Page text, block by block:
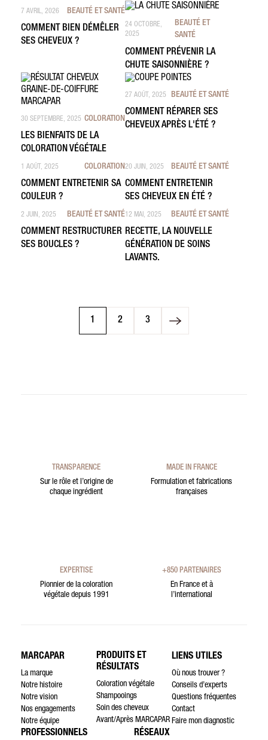
7 AVRIL, 2026 BEAUTÉ ET SANTÉ
COMMENT BIEN DÉMÊLER
SES CHEVEUX ?
24 OCTOBRE,
2025
BEAUTÉ ET
SANTÉ
COMMENT PRÉVENIR LA
CHUTE SAISONNIÈRE ?
30 SEPTEMBRE, 2025 COLORATION
LES BIENFAITS DE LA
COLORATION VÉGÉTALE
27 AOÛT, 2025 BEAUTÉ ET SANTÉ
COMMENT RÉPARER SES
CHEVEUX APRÈS L'ÉTÉ ?
1 AOÛT, 2025 COLORATION
COMMENT ENTRETENIR SA
COULEUR ?
20 JUIN, 2025 BEAUTÉ ET SANTÉ
COMMENT ENTRETENIR
SES CHEVEUX EN ÉTÉ ?
2 JUIN, 2025 BEAUTÉ ET SANTÉ
COMMENT RESTRUCTURER
SES BOUCLES ?
12 MAI, 2025 BEAUTÉ ET SANTÉ
RECETTE, LA NOUVELLE
GÉNÉRATION DE SOINS
LAVANTS.
1 2 3
TRANSPARENCE
Sur le rôle et l’origine de
chaque ingrédient
MADE IN FRANCE
Formulation et fabrications
françaises
EXPERTISE
Pionnier de la coloration
végétale depuis 1991
+850 PARTENAIRES
En France et à
l’international
MARCAPAR
La marque
Notre histoire
Notre vision
Nos engagements
Notre équipe
PRODUITS ET
RÉSULTATS
Coloration végétale
Shampooings
Soin des cheveux
Avant/Après MARCAPAR
LIENS UTILES
Où nous trouver ?
Conseils d’experts
Questions fréquentes
Contact
Faire mon diagnostic
PROFESSIONNELS RÉSEAUX